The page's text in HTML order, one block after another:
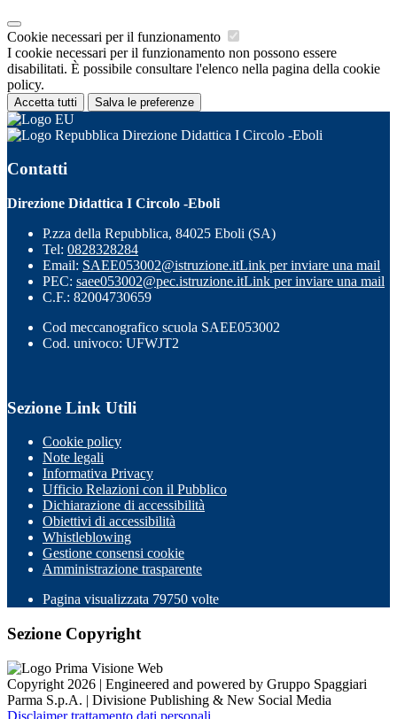
Cookie necessari per il funzionamento
I cookie necessari per il funzionamento non possono essere
disabilitati. È possibile consultare l'elenco nella pagina della cookie
policy.
Accetta tutti Salva le preferenze
Direzione Didattica I Circolo -Eboli
Contatti
Direzione Didattica I Circolo -Eboli
P.zza della Repubblica, 84025 Eboli (SA)
Tel: 0828328284
Email: SAEE053002@istruzione.itLink per inviare una mail
PEC: saee053002@pec.istruzione.itLink per inviare una mail
C.F.: 82004730659
Cod meccanografico scuola SAEE053002
Cod. univoco: UFWJT2
Sezione Link Utili
Cookie policy
Note legali
Informativa Privacy
Ufficio Relazioni con il Pubblico
Dichiarazione di accessibilità
Obiettivi di accessibilità
Whistleblowing
Gestione consensi cookie
Amministrazione trasparente
Pagina visualizzata 79750 volte
Sezione Copyright
Copyright 2026 | Engineered and powered by Gruppo Spaggiari
Parma S.p.A. | Divisione Publishing & New Social Media
Disclaimer trattamento dati personali